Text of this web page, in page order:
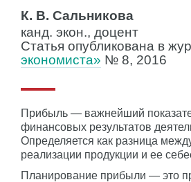
К. В. Сальникова
канд. экон., доцент
Статья опубликована в
экономиста» № 8, 2016
Прибыль — важнейший
финансовых результатов
Определяется как разница
реализации продукции и ее
Планирование прибыли — это